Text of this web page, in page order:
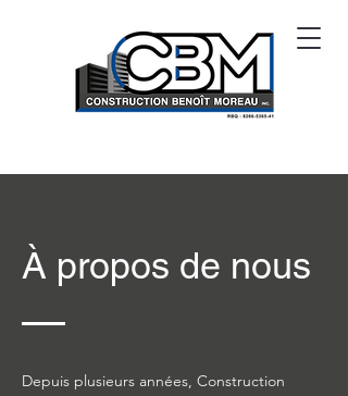
À propos de nous
Depuis plusieurs années, Construction